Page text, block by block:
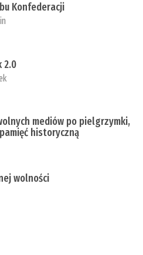
Konfederacji
2.0
mediów po pielgrzymki,
historyczną
wolności